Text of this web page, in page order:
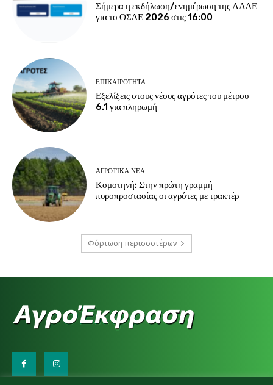
Σήμερα η εκδήλωση/ενημέρωση της ΑΑΔΕ
για το ΟΣΔΕ 2026 στις 16:00
ΕΠΙΚΑΙΡΌΤΗΤΑ
Εξελίξεις στους νέους αγρότες του μέτρου
6.1 για πληρωμή
ΑΓΡΟΤΙΚΆ ΝΈΑ
Κομοτηνή: Στην πρώτη γραμμή
πυροπροστασίας οι αγρότες με τρακτέρ
Φόρτωση περισσοτέρων